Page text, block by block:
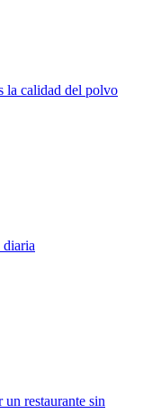
la calidad del polvo
diaria
restaurante sin